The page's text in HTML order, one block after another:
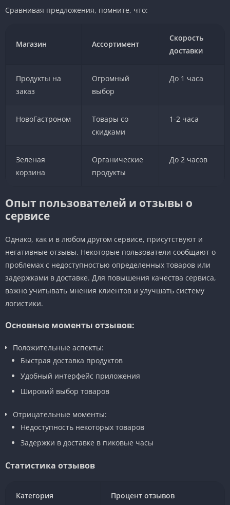
Сравнивая предложения, помните, что:
Магазин Ассортимент
Скорость
доставки
Продукты на
заказ
Огромный
выбор
До 1 часа
НовоГастроном
Товары со
скидками
1-2 часа
Зеленая
корзина
Органические
продукты
До 2 часов
Опыт пользователей и отзывы о
сервисе
Однако, как и в любом другом сервисе, присутствуют и
негативные отзывы. Некоторые пользователи сообщают о
проблемах с недоступностью определенных товаров или
задержками в доставке. Для повышения качества сервиса,
важно учитывать мнения клиентов и улучшать систему
логистики.
Основные моменты отзывов:
Положительные аспекты:
Быстрая доставка продуктов
Удобный интерфейс приложения
Широкий выбор товаров
Отрицательные моменты:
Недоступность некоторых товаров
Задержки в доставке в пиковые часы
Статистика отзывов
Категория Процент отзывов